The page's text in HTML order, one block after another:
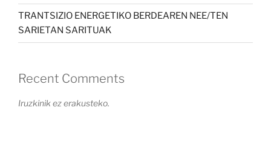
TRANTSIZIO ENERGETIKO BERDEAREN NEE/TEN
SARIETAN SARITUAK
Recent Comments
Iruzkinik ez erakusteko.